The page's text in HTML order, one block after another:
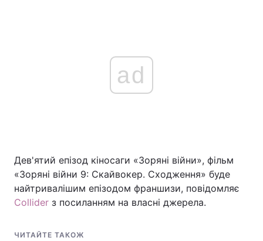
ad
Дев'ятий епізод кіносаги «Зоряні війни», фільм
«Зоряні війни 9: Скайвокер. Сходження» буде
найтривалішим епізодом франшизи, повідомляє
Collider з посиланням на власні джерела.
ЧИТАЙТЕ ТАКОЖ